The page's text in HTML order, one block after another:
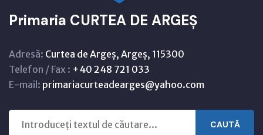
Primaria CURTEA DE ARGEȘ
Adresă: Curtea de Argeș, Argeș, 115300
Telefon / Fax : +40 248 721 033
E-mail: primariacurteadearges@yahoo.com
CAUTĂ